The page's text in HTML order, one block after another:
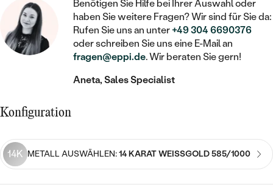
MIT FÜLLUNG
IM SET
LAB GROWN DIAMANTEN ZUM
EINFASSEN
FARBIGE DIAMANTEN ZUM EINFASSEN
MIT LAB GROWN DIAMANT
MIT MOISSANIT
SCHMUCK FÜR KINDER
BROSCHEN
SCHMUCKZUBEHÖR
NACH MATERIAL
GOLD
SILBER
KINDER
PIERCINGS
MIT DIAMANT
PERLENOHRRINGE
MEDAILLON
KETTEN
HERZKETTEN
MIT TIEREN
NACH EDELSTEIN
MIT DIAMANT
SIEGELRINGE
PERSONALISIERT
MIT EDELSTEIN
PERLENRINGE
Benötigen Sie Hilfe bei Ihrer Auswahl oder
haben Sie weitere Fragen? Wir sind für Sie da:
Rufen Sie uns an unter+49 304 6690376
oder schreiben Sie uns eine E-Mail an
fragen@eppi.de. Wir beraten Sie gern!
Aneta, Sales Specialist
Konfiguration
14K METALL AUSWÄHLEN:14 KARAT WEISSGOLD 585/1000